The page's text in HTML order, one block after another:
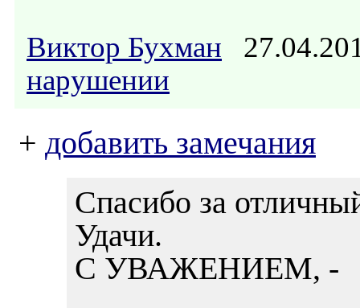
Виктор Бухман
нарушении
+ добавить замечания
Спасибо за
Удачи.
С УВАЖЕНИЕМ, -